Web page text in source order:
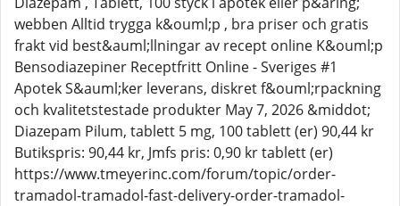
webben Alltid trygga k&ouml;p , bra priser och gratis
frakt vid best&auml;llningar av recept online K&ouml;p
Bensodiazepiner Receptfritt Online - Sveriges #1
Apotek S&auml;ker leverans, diskret f&ouml;rpackning
och kvalitetstestade produkter May 7, 2026 &middot;
Diazepam Pilum, tablett 5 mg, 100 tablett (er) 90,44 kr
Butikspris: 90,44 kr, Jmfs pris: 0,90 kr tablett (er)
https://www.tmeyerinc.com/forum/topic/order-
tramadol-tramadol-fast-delivery-order-tramadol-